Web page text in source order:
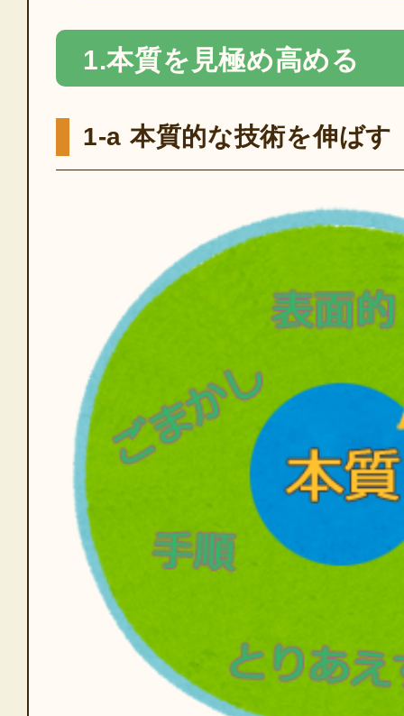
1.本質を見極め高める
1-a 本質的な技術を伸ばす